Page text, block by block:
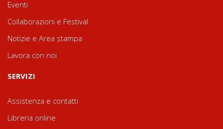
Eventi
Collaborazioni e Festival
Notizie e Area stampa
Lavora con noi
SERVIZI
Assistenza e contatti
Libreria online